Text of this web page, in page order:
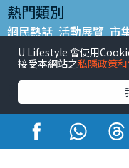
熱門類別
網民熱話 活動展覽 市
銅鑼灣好去處 元朗好
餐廳情報 戶外郊遊
熱門標籤
#UGO搵好去處 #人氣
#親子玩樂好去處
#UJetso禮物放送
U Lifestyle 會使用
接受本網站之私隱政策